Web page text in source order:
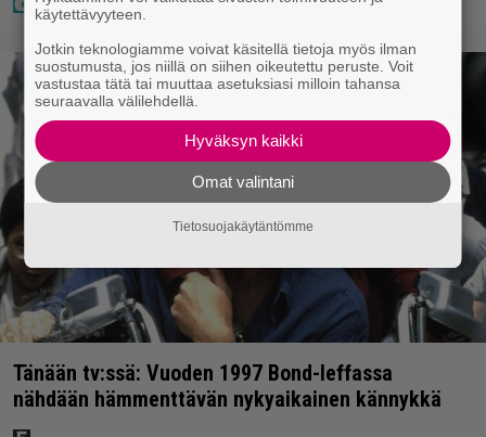
Tänään tv:ssä: Vuoden 1997 Bond-leffassa
nähdään hämmenttävän nykyaikainen kännykkä
käytettävyyteen.
Jotkin teknologiamme voivat käsitellä tietoja myös ilman
suostumusta, jos niillä on siihen oikeutettu peruste. Voit
vastustaa tätä tai muuttaa asetuksiasi milloin tahansa
seuraavalla välilehdellä.
Hyväksyn kaikki
Omat valintani
Tietosuojakäytäntömme